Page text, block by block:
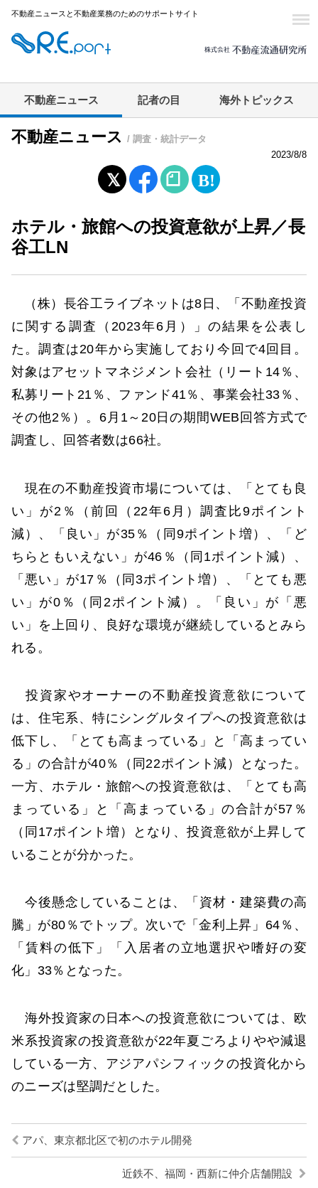
不動産ニュースと不動産業務のためのサポートサイト
不動産ニュース 記者の目 海外トピックス
不動産ニュース / 調査・統計データ
2023/8/8
ホテル・旅館への投資意欲が上昇／長
谷工LN
（株）長谷工ライブネットは8日、「不動産投資
に関する調査（2023年6月）」の結果を公表し
た。調査は20年から実施しており今回で4回目。
対象はアセットマネジメント会社（リート14％、
私募リート21％、ファンド41％、事業会社33％、
その他2％）。6月1～20日の期間WEB回答方式で
調査し、回答者数は66社。
現在の不動産投資市場については、「とても良
い」が2％（前回（22年6月）調査比9ポイント
減）、「良い」が35％（同9ポイント増）、「ど
ちらともいえない」が46％（同1ポイント減）、
「悪い」が17％（同3ポイント増）、「とても悪
い」が0％（同2ポイント減）。「良い」が「悪
い」を上回り、良好な環境が継続しているとみら
れる。
投資家やオーナーの不動産投資意欲について
は、住宅系、特にシングルタイプへの投資意欲は
低下し、「とても高まっている」と「高まってい
る」の合計が40％（同22ポイント減）となった。
一方、ホテル・旅館への投資意欲は、「とても高
まっている」と「高まっている」の合計が57％
（同17ポイント増）となり、投資意欲が上昇して
いることが分かった。
今後懸念していることは、「資材・建築費の高
騰」が80％でトップ。次いで「金利上昇」64％、
「賃料の低下」「入居者の立地選択や嗜好の変
化」33％となった。
海外投資家の日本への投資意欲については、欧
米系投資家の投資意欲が22年夏ごろよりやや減退
している一方、アジアパシフィックの投資化から
のニーズは堅調だとした。
アパ、東京都北区で初のホテル開発
近鉄不、福岡・西新に仲介店舗開設